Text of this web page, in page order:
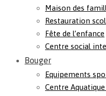
Maison des
Restauration
Fête de l’enfance
Centre social
Bouger
Equipements
Centre